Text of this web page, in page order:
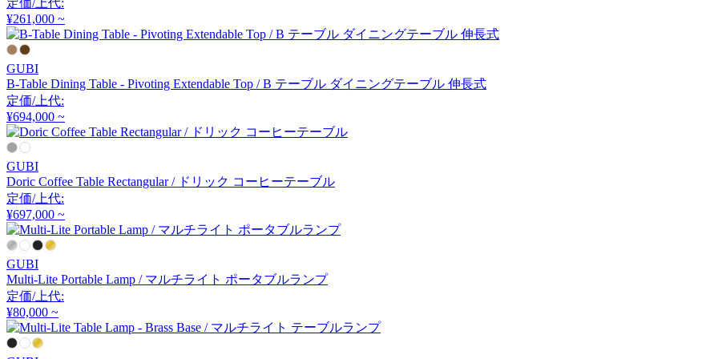
アルナイ
アステップ
アズマヤ
B-LINE
ビーライン
定価/上代:
¥261,000 ~
GUBI
B-Table Dining Table - Pivoting Extendable Top / B テーブル ダイニングテーブル 伸長式
定価/上代:
¥694,000 ~
GUBI
Doric Coffee Table Rectangular / ドリック コーヒーテーブル
定価/上代:
¥697,000 ~
GUBI
Multi-Lite Portable Lamp / マルチライト ポータブルランプ
定価/上代:
¥80,000 ~